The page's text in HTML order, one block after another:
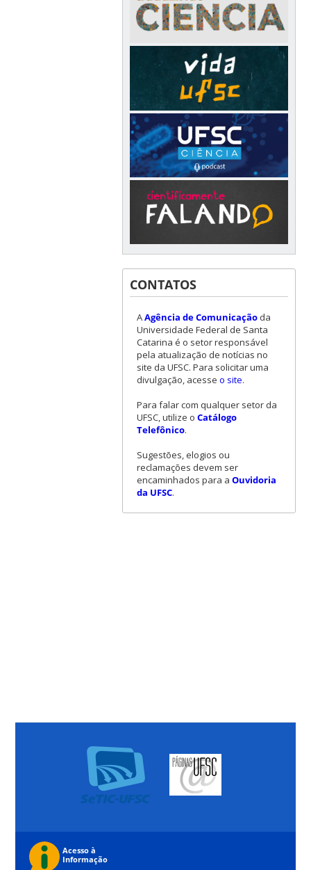
CONTATOS
AAgência de Comunicaçãoda
Universidade Federal de Santa
Catarina é o setor responsável
pela atualização de notícias no
site da UFSC. Para solicitar uma
divulgação, acesse o site.
Para falar com qualquer setor da
UFSC, utilize o Catálogo
Telefônico.
Sugestões, elogios ou
reclamações devem ser
encaminhados para a Ouvidoria
da UFSC.